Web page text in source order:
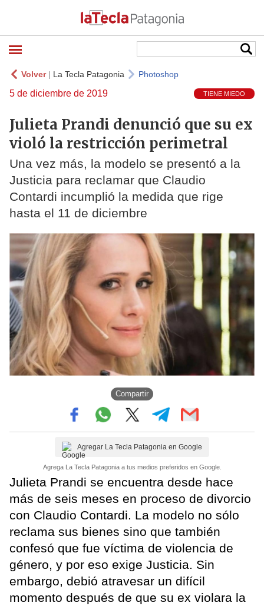
Volver| La Tecla Patagonia Photoshop
5 de diciembre de 2019 TIENE MIEDO
Julieta Prandi denunció que su ex
violó la restricción perimetral
Una vez más, la modelo se presentó a la
Justicia para reclamar que Claudio
Contardi incumplió la medida que rige
hasta el 11 de diciembre
Compartir
Agregar La Tecla Patagonia en Google
Agrega La Tecla Patagonia a tus medios preferidos en Google.
Julieta Prandi se encuentra desde hace
más de seis meses en proceso de divorcio
con Claudio Contardi. La modelo no sólo
reclama sus bienes sino que también
confesó que fue víctima de violencia de
género, y por eso exige Justicia. Sin
embargo, debió atravesar un difícil
momento después de que su ex violara la